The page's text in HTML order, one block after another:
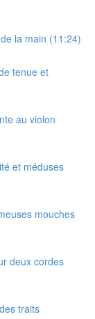
la main (11:24)
tenue et
au violon
et méduses
mouches
deux cordes
traits